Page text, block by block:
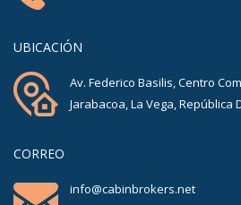
UBICACIÓN
Av. Federico Basilis, Centro
Jarabacoa, La Vega, República
CORREO
info@cabinbrokers.net